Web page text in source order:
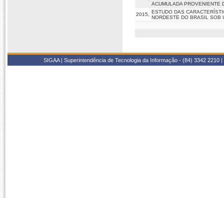
ACUMULADA PROVENIENTE
2015,
ESTUDO DAS
NORDESTE DO BRASIL SOB
SIGAA | Superintendência de Tecnologia da Informação - (84) 3342